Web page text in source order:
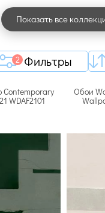
Показать все
Фильтры
2
Contemporary
WDAF2101
Обои